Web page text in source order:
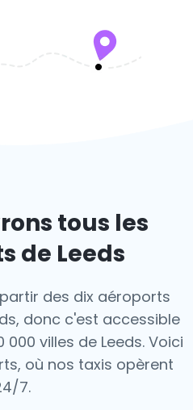
tous les
de Leeds
des dix aéroports
donc c'est accessible
villes de Leeds. Voici
où nos taxis opèrent
7.